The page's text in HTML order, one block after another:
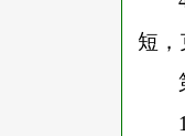
短，